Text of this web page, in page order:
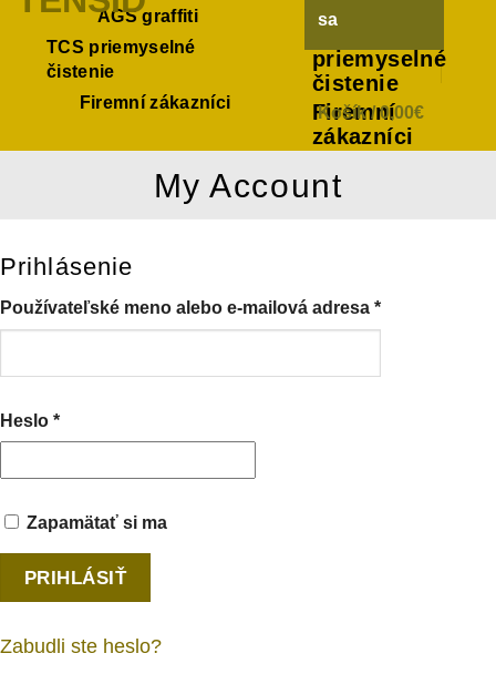
sa
Košík /0,00€
AGS graffiti
TCS priemyselné
čistenie
Firemní zákazníci
priemyselné
čistenie
Firemní
zákazníci
My Account
Prihlásenie
Používateľské meno alebo e-mailová adresa *
Heslo *
Zapamätať si ma
PRIHLÁSIŤ
Zabudli ste heslo?